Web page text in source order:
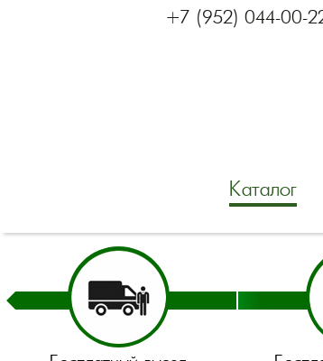
+7 (952) 044-00-
Каталог